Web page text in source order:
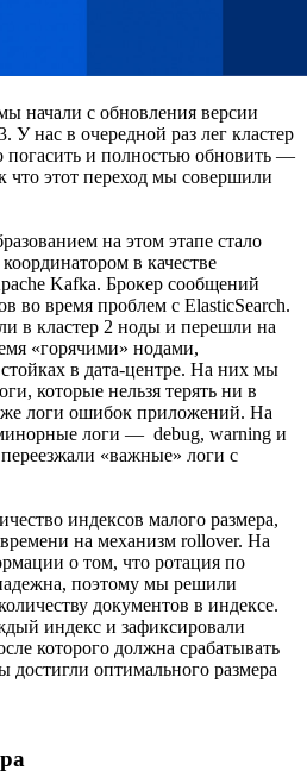
начали с обновления версии
У нас в очередной раз лег кластер
и полностью обновить —
что этот переход мы совершили
на этом этапе стало
в качестве
Kafka. Брокер сообщений
во время проблем с ElasticSearch.
в кластер 2 ноды и перешли на
«горячими» нодами,
в дата-центре. На них мы
которые нельзя терять ни в
логи ошибок приложений. На
логи — debug, warning и
«важные» логи с
индексов малого размера,
на механизм rollover. На
о том, что ротация по
поэтому мы решили
документов в индексе.
индекс и зафиксировали
которого должна срабатывать
оптимального размера